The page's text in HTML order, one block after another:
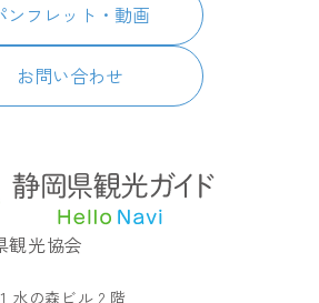
ンフレット・動画
お問い合わせ
観光協会
水の森ビル 2 階